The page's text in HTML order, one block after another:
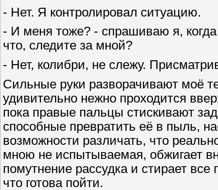
- Нет. Я контролировал ситуацию.
- И меня тоже? - спрашиваю я,
что, следите за мной?
- Нет, колибри, не слежу.
Сильные руки разворачивают моё
удивительно нежно проходится
пока правые пальцы стискивают
способные превратить её в пыль,
возможности различать, что
мною не испытываемая, обжигает
помутнение рассудка и стирает
что готова пойти.